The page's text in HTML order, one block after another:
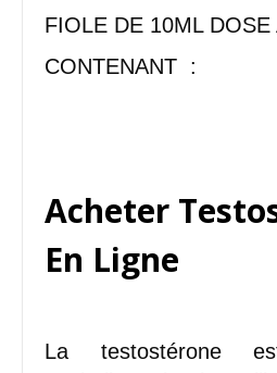
FIOLE DE 10ML DOSE
CONTENANT :
Acheter
En Ligne
La testostérone